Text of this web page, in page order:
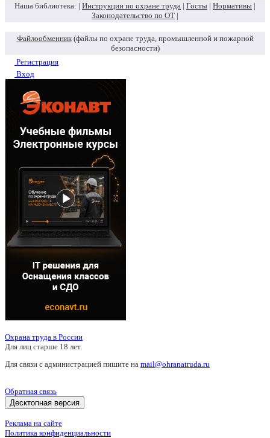
Наша библиотека: | Инструкции по охране труда | Госты | Нормативы |
Законодательство по ОТ |
Файлообменник(файлы по охране труда, промышленной и пожарной
безопасности)
Регистрация
Вход
Охрана труда в России
Для лиц старше 18 лет.
Для связи с администрацией пишите на mail@ohranatruda.ru
Обратная связь
Десктопная версия
Реклама на сайте
Политика конфиденциальности